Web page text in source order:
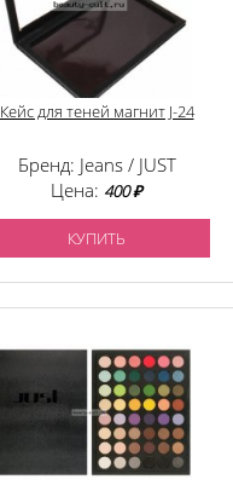
Кейс для теней магнит J-24
Бренд: Jeans / JUST
Цена: 400 ₽
КУПИТЬ